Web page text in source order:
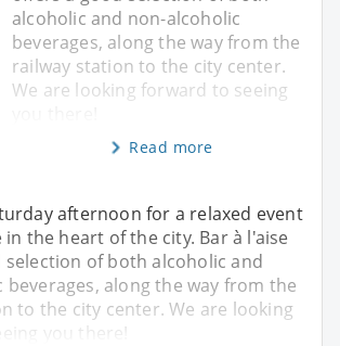
alcoholic and non-alcoholic
beverages, along the way from the
railway station to the city center.
We are looking forward to seeing
Read more
afternoon for a relaxed event
in the heart of the city. Bar à l'aise
selection of both alcoholic and
beverages, along the way from the
to the city center. We are looking
you there!